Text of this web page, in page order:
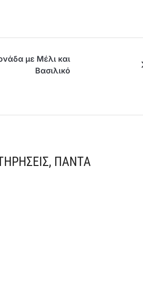
με Μέλι και
Βασιλικό
ΠΆΝΤΑ